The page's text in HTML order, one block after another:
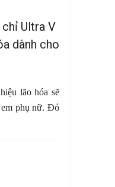
Ultra V
dành cho
lão hóa sẽ
em phụ nữ. Đó